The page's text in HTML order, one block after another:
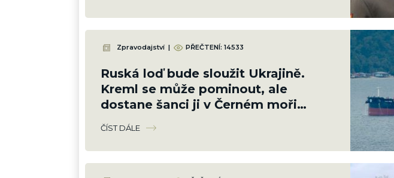
Zpravodajství | PŘEČTENÍ: 14533
Ruská loď bude sloužit Ukrajině.
Kreml se může pominout, ale
dostane šanci ji v Černém moři
potopit
ČÍST DÁLE